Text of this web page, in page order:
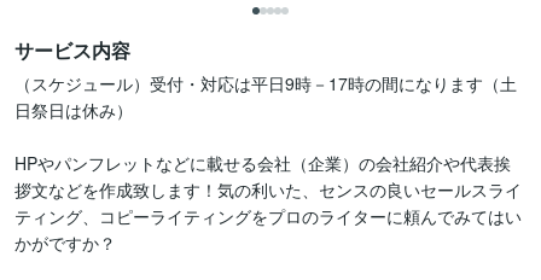
サービス内容
（スケジュール）受付・対応は平日9時－17時の間になります（土
日祭日は休み）
HPやパンフレットなどに載せる会社（企業）の会社紹介や代表挨
拶文などを作成致します！気の利いた、センスの良いセールスライ
ティング、コピーライティングをプロのライターに頼んでみてはい
かがですか？